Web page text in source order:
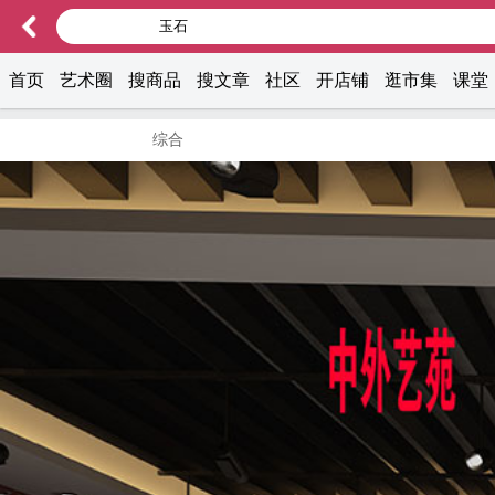
首页 艺术圈 搜商品 搜文章 社区 开店铺 逛市集 课堂
综合